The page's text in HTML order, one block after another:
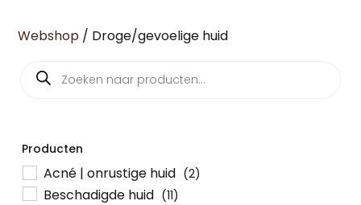
Webshop / Droge/gevoelige huid
Producten
zoeken
Producten
Acné | onrustige huid (2)
Beschadigde huid (11)